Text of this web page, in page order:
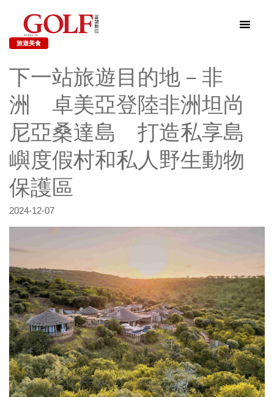
旅遊美食
下一站旅遊目的地－非
洲 卓美亞登陸非洲坦尚
尼亞桑達島 打造私享島
嶼度假村和私人野生動物
保護區
2024-12-07